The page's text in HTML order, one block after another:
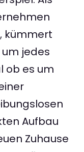
kümmert
jedes
ob es um
Aufbau
Zuhause